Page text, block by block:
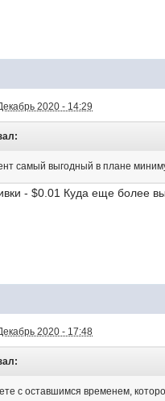
2020 - 14:29
самый выгодный в плане
- $0.01 Куда еще более
2020 - 17:48
с оставшимся временем,